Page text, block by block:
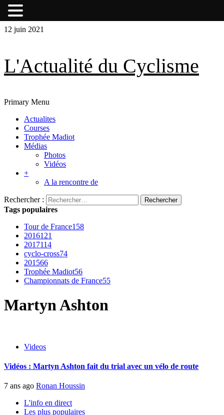
Skip
Skip
12 juin 2021
L'Actualité du Cyclisme
Primary Menu
Actualites
Courses
Trophée Madiot
Médias
Photos
Vidéos
+
A la rencontre de
Rechercher :
Tags populaires
Tour de France158
2016121
2017114
cyclo-cross74
201566
Trophée Madiot56
Championnats de France55
Martyn Ashton
Videos
Vidéos : Martyn Ashton fait du trial avec un vélo de route
7 ans ago Ronan Houssin
L'info en direct
Les plus populaires